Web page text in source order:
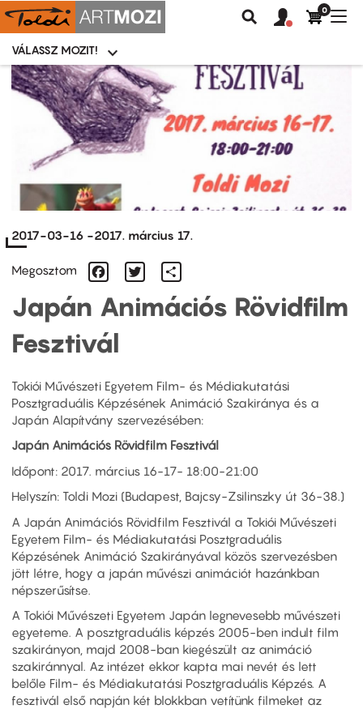
Ugrás
tartalomra
Moziválasztó
menü
VÁLASSZ MOZIT!
Keresés
Felhasználói
fiók
0
2017-03-16 -2017. március 17.
Megosztom Facebook
Twitter
Japán Animációs Rövidfilm
Fesztivál
Tokiói Művészeti Egyetem Film- és Médiakutatási
Posztgraduális Képzésének Animáció Szakiránya és a
Japán Alapítvány szervezésében:
Japán Animációs Rövidfilm Fesztivál
Időpont: 2017. március 16-17- 18:00-21:00
Helyszín: Toldi Mozi (Budapest, Bajcsy-Zsilinszky út 36-38.)
A Japán Animációs Rövidfilm Fesztivál a Tokiói Művészeti
Egyetem Film- és Médiakutatási Posztgraduális
Képzésének Animáció Szakirányával közös szervezésben
jött létre, hogy a japán művészi animációt hazánkban
népszerűsítse.
A Tokiói Művészeti Egyetem Japán legnevesebb művészeti
egyeteme. A posztgraduális képzés 2005-ben indult film
szakirányon, majd 2008-ban kiegészült az animáció
szakiránnyal. Az intézet ekkor kapta mai nevét és lett
belőle Film- és Médiakutatási Posztgraduális Képzés. A
fesztivál első napján két blokkban vetítünk filmeket az